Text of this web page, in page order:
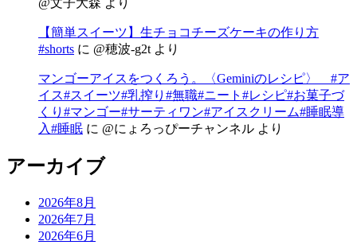
@文子大森 より
【簡単スイーツ】生チョコチーズケーキの作り方
#shorts に @穂波-g2t より
マンゴーアイスをつくろう。〈Geminiのレシピ〉 #ア
イス#スイーツ#乳搾り#無職#ニート#レシピ#お菓子づ
くり#マンゴー#サーティワン#アイスクリーム#睡眠導
入#睡眠 に @にょろっぴーチャンネル より
アーカイブ
2026年8月
2026年7月
2026年6月